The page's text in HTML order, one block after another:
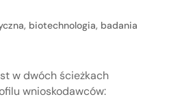
biotechnologia, badania
w dwóch ścieżkach
wnioskodawców: